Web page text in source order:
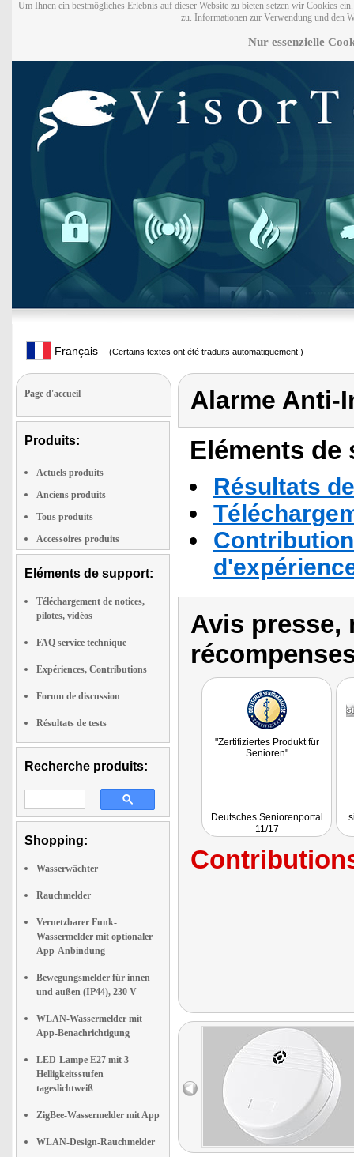
Um Ihnen ein bestmögliches Erlebnis auf dieser Website zu bieten setzen wir Cookies
zu. Informationen zur Verwendung und den
Nur essenzielle
Français (Certains textes ont été traduits automatiquement.)
Page d'accueil
Produits:
Actuels produits
Anciens produits
Tous produits
Accessoires produits
Eléments de support:
Téléchargement de notices,
pilotes, vidéos
FAQ service technique
Expériences, Contributions
Forum de discussion
Résultats de tests
Recherche produits:
Shopping:
Wasserwächter
Rauchmelder
Vernetzbarer Funk-
Wassermelder mit optionaler
App-Anbindung
Bewegungsmelder für innen
und außen (IP44), 230 V
WLAN-Wassermelder mit
App-Benachrichtigung
LED-Lampe E27 mit 3
Helligkeitsstufen
tageslichtweiß
ZigBee-Wassermelder mit App
WLAN-Design-Rauchmelder
Alarme Anti-
Eléments
Résultats
Avis presse,
"Zertifiziertes Produkt für
Senioren"
Deutsches Seniorenportal
11/17